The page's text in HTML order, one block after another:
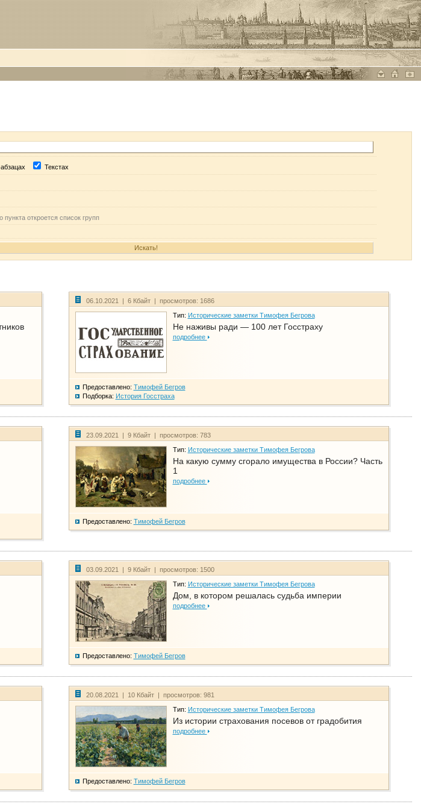
Текстах
пункта откроется список групп
06.10.2021 | 6 Кбайт | просмотров: 1686
Тип: Исторические заметки Тимофея Бегрова
Не наживы ради — 100 лет Госстраху
подробнее
Предоставлено: Тимофей Бегров
Подборка: История Госстраха
23.09.2021 | 9 Кбайт | просмотров: 783
Тип: Исторические заметки Тимофея Бегрова
На какую сумму сгорало имущества в России? Часть
1
подробнее
Предоставлено: Тимофей Бегров
03.09.2021 | 9 Кбайт | просмотров: 1500
Тип: Исторические заметки Тимофея Бегрова
Дом, в котором решалась судьба империи
подробнее
Предоставлено: Тимофей Бегров
20.08.2021 | 10 Кбайт | просмотров: 981
Тип: Исторические заметки Тимофея Бегрова
Из истории страхования посевов от градобития
подробнее
Предоставлено: Тимофей Бегров